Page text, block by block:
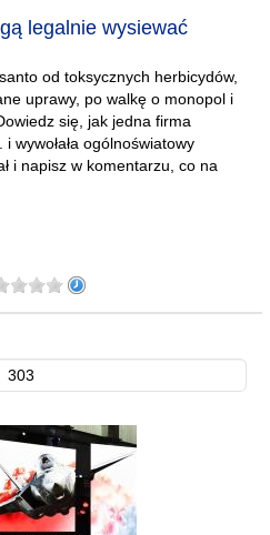
legalnie wysiewać
od toksycznych herbicydów,
uprawy, po walkę o monopol i
się, jak jedna firma
wywołała ogólnoświatowy
i napisz w komentarzu, co na
303